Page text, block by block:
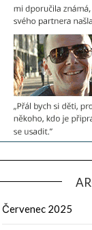
Červenec 2025